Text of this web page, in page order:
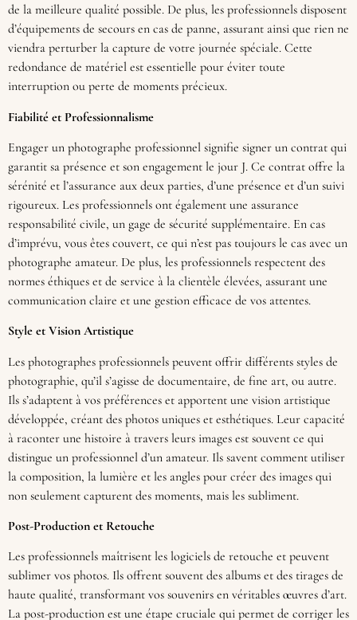
de la meilleure qualité possible. De plus, les professionnels disposent
d’équipements de secours en cas de panne, assurant ainsi que rien ne
viendra perturber la capture de votre journée spéciale. Cette
redondance de matériel est essentielle pour éviter toute
interruption ou perte de moments précieux.
Fiabilité et Professionnalisme
Engager un photographe professionnel signifie signer un contrat qui
garantit sa présence et son engagement le jour J. Ce contrat offre la
sérénité et l’assurance aux deux parties, d’une présence et d’un suivi
rigoureux. Les professionnels ont également une assurance
responsabilité civile, un gage de sécurité supplémentaire. En cas
d’imprévu, vous êtes couvert, ce qui n’est pas toujours le cas avec un
photographe amateur. De plus, les professionnels respectent des
normes éthiques et de service à la clientèle élevées, assurant une
communication claire et une gestion efficace de vos attentes.
Style et Vision Artistique
Les photographes professionnels peuvent offrir différents styles de
photographie, qu’il s’agisse de documentaire, de fine art, ou autre.
Ils s’adaptent à vos préférences et apportent une vision artistique
développée, créant des photos uniques et esthétiques. Leur capacité
à raconter une histoire à travers leurs images est souvent ce qui
distingue un professionnel d’un amateur. Ils savent comment utiliser
la composition, la lumière et les angles pour créer des images qui
non seulement capturent des moments, mais les subliment.
Post-Production et Retouche
Les professionnels maîtrisent les logiciels de retouche et peuvent
sublimer vos photos. Ils offrent souvent des albums et des tirages de
haute qualité, transformant vos souvenirs en véritables œuvres d’art.
La post-production est une étape cruciale qui permet de corriger les